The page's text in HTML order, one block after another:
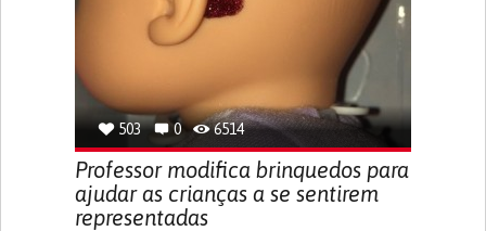
503 0 6514
Professor modifica brinquedos para
ajudar as crianças a se sentirem
representadas